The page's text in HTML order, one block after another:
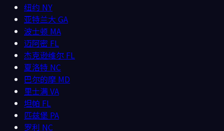
纽约 NY
亚特兰大 GA
波士顿 MA
迈阿密 FL
杰克逊维尔 FL
夏洛特 NC
巴尔的摩 MD
里士满VA
坦帕 FL
匹兹堡 PA
罗利 NC